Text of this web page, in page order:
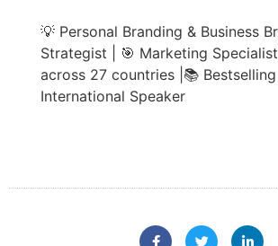
💡 Personal Branding & Business
Strategist | 🎯 Marketing
across 27 countries |📚
International Speaker